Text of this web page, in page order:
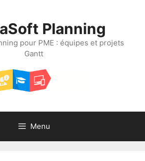
Planning
pour PME : équipes et projets
Gantt
Menu